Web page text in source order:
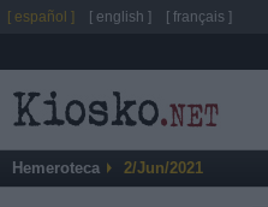
Hemeroteca 2/Jun/2021
[ español ] [ english ] [ français ]